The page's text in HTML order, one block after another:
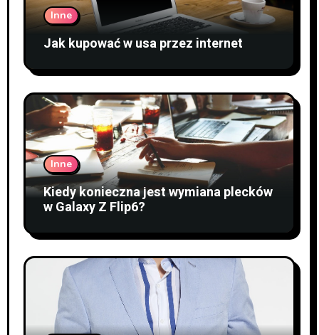
Inne
Jak kupować w usa przez internet
Inne
Kiedy konieczna jest wymiana plecków
w Galaxy Z Flip6?